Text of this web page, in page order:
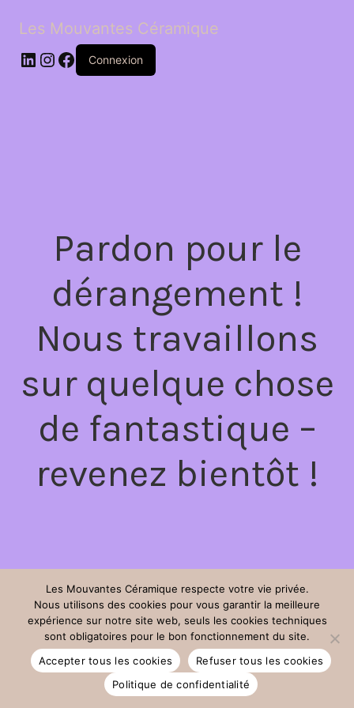
Les Mouvantes Céramique
LinkedIn
Instagram
Facebook
Connexion
Pardon pour le
dérangement !
Nous travaillons
sur quelque chose
de fantastique –
revenez bientôt !
Les Mouvantes Céramique respecte votre vie privée.
Nous utilisons des cookies pour vous garantir la meilleure
expérience sur notre site web, seuls les cookies techniques
sont obligatoires pour le bon fonctionnement du site.
Accepter tous les cookies
Refuser tous les cookies
Politique de confidentialité